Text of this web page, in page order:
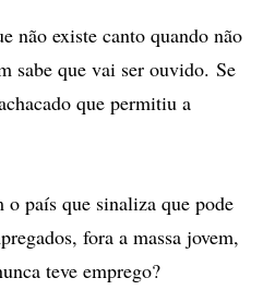
não existe canto quando não
sabe que vai ser ouvido. Se
que permitiu a
país que sinaliza que pode
fora a massa jovem,
teve emprego?